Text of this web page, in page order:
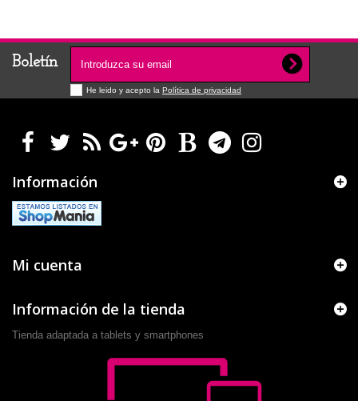
Boletín
He leido y acepto la Política de privacidad
Información
Mi cuenta
Información de la tienda
Tienda adaptada a tablets y smartphones